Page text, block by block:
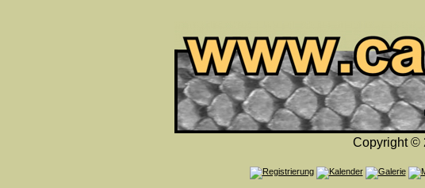
Copyright ©